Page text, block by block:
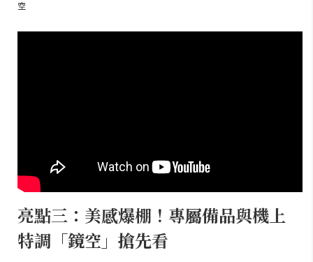
空
亮點三：美感爆棚！專屬備品與機上
特調「鏡空」搶先看